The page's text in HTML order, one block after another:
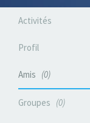
Activités
Profil
Amis 0
Groupes 0